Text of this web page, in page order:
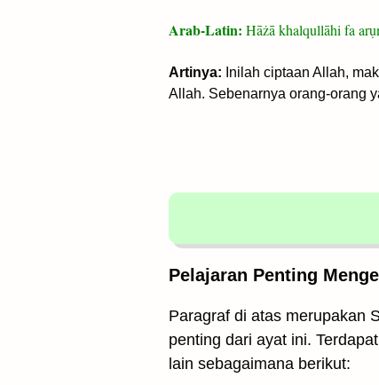
Arab-Latin: Hāżā khalqullāhi fa
Artinya: Inilah ciptaan Allah,
Allah. Sebenarnya orang-orang
Pelajaran Penting
Paragraf di atas merupakan
penting dari ayat ini.
lain sebagaimana berikut: